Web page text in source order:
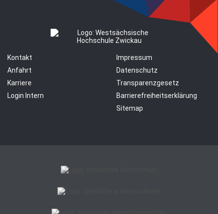
Kontakt
Anfahrt
Karriere
Login Intern
Impressum
Datenschutz
Transparenzgesetz
Barrierefreiheitserklärung
Sitemap